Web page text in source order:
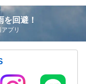
を回避！
プリ